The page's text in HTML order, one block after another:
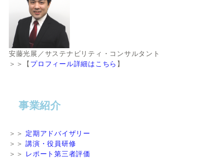
安藤光展／サステナビリティ・コンサルタント
＞＞【 プロフィール詳細はこちら 】
事業紹介
＞＞ 定期アドバイザリー
＞＞講演・役員研修
＞＞ レポート第三者評価